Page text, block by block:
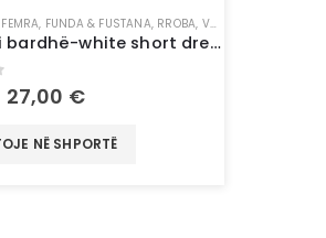
FEMRA, FUNDA & FUSTANA, RROBA, VESHJE
Fustan i bardhë-white short dress
5
27,00 €
NË SHPORTË